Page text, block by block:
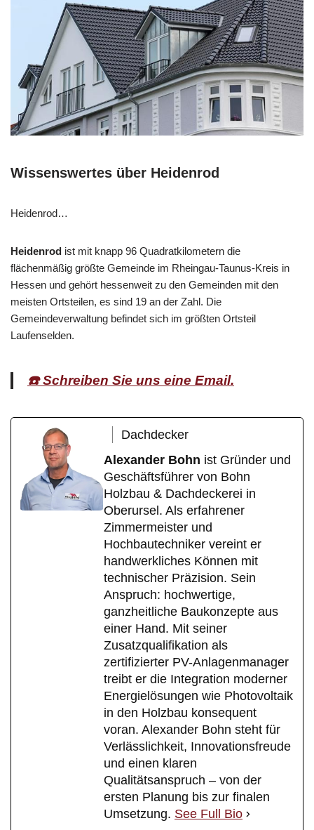
Wissenswertes über Heidenrod
Heidenrod…
Heidenrod ist mit knapp 96 Quadratkilometern die
flächenmäßig größte Gemeinde im Rheingau-Taunus-Kreis in
Hessen und gehört hessenweit zu den Gemeinden mit den
meisten Ortsteilen, es sind 19 an der Zahl. Die
Gemeindeverwaltung befindet sich im größten Ortsteil
Laufenselden.
☎️ Schreiben Sie uns eine Email.
Dachdecker
Alexander Bohn ist Gründer und
Geschäftsführer von Bohn
Holzbau & Dachdeckerei in
Oberursel. Als erfahrener
Zimmermeister und
Hochbautechniker vereint er
handwerkliches Können mit
technischer Präzision. Sein
Anspruch: hochwertige,
ganzheitliche Baukonzepte aus
einer Hand. Mit seiner
Zusatzqualifikation als
zertifizierter PV-Anlagenmanager
treibt er die Integration moderner
Energielösungen wie Photovoltaik
in den Holzbau konsequent
voran. Alexander Bohn steht für
Verlässlichkeit, Innovationsfreude
und einen klaren
Qualitätsanspruch – von der
ersten Planung bis zur finalen
Umsetzung. See Full Bio